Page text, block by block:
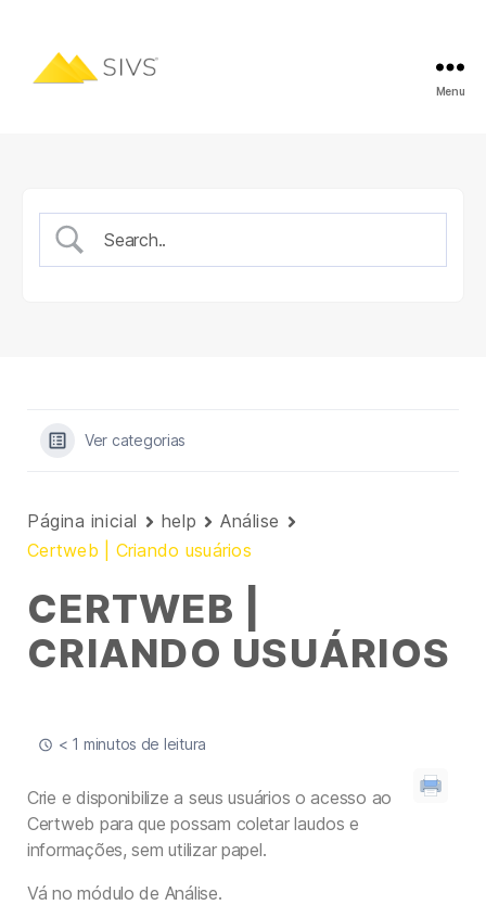
Menu
Ver categorias
Página inicial help
Análise
Certweb | Criando usuários
CERTWEB |
CRIANDO USUÁRIOS
< 1 minutos de leitura
Crie e disponibilize a seus usuários o acesso ao
Certweb para que possam coletar laudos e
informações, sem utilizar papel.
Vá no módulo de Análise.